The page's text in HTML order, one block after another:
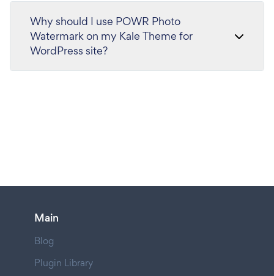
Why should I use POWR Photo
Watermark on my Kale Theme for
WordPress site?
Main
Blog
Plugin Library